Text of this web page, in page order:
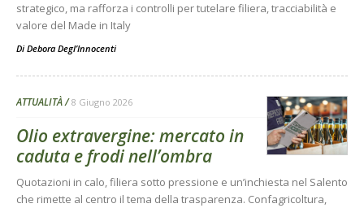
strategico, ma rafforza i controlli per tutelare filiera, tracciabilità e
valore del Made in Italy
Di Debora Degl’Innocenti
ATTUALITÀ 8 Giugno 2026
Olio extravergine: mercato in
caduta e frodi nell’ombra
Quotazioni in calo, filiera sotto pressione e un’inchiesta nel Salento
che rimette al centro il tema della trasparenza. Confagricoltura,